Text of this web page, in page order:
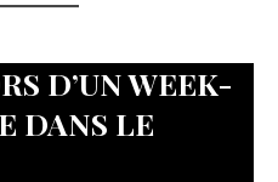
D’UN WEEK-
DANS LE